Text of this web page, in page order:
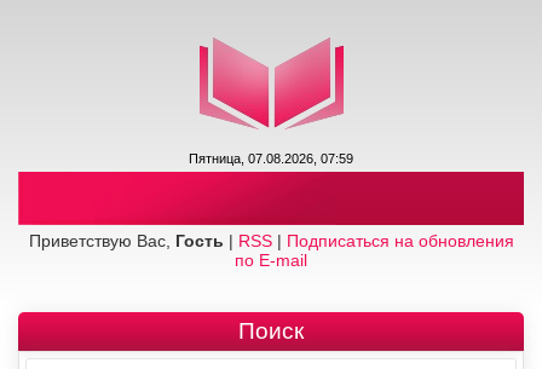
Пятница, 07.08.2026, 07:59
Приветствую Вас, Гость | RSS| Подписаться на обновления
по E-mail
Поиск